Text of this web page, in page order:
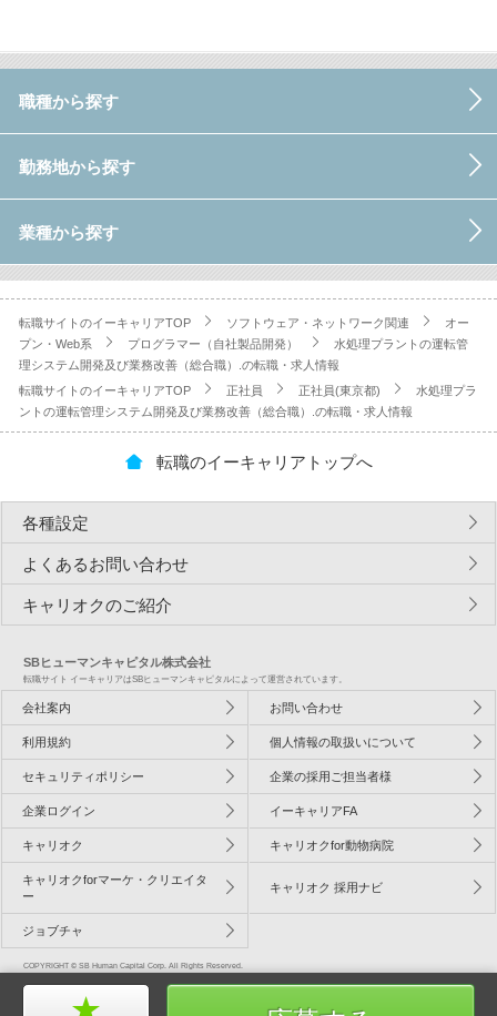
職種から探す
勤務地から探す
業種から探す
転職サイトのイーキャリアTOP ソフトウェア・ネットワーク関連
オー
プン・Web系
プログラマー（自社製品開発）
水処理プラントの運転管
理システム開発及び業務改善（総合職）.の転職・求人情報
転職サイトのイーキャリアTOP
正社員 正社員(東京都)
水処理プラ
ントの運転管理システム開発及び業務改善（総合職）.の転職・求人情報
転職のイーキャリアトップへ
各種設定
よくあるお問い合わせ
キャリオクのご紹介
SBヒューマンキャピタル株式会社
転職サイト イーキャリアはSBヒューマンキャピタルによって運営されています。
会社案内 お問い合わせ
利用規約 個人情報の取扱いについて
セキュリティポリシー 企業の採用ご担当者様
企業ログイン イーキャリアFA
キャリオク キャリオクfor動物病院
キャリオクforマーケ・クリエイタ
ー
キャリオク 採用ナビ
ジョブチャ
COPYRIGHT © SB Human Capital Corp. All Rights Reserved.